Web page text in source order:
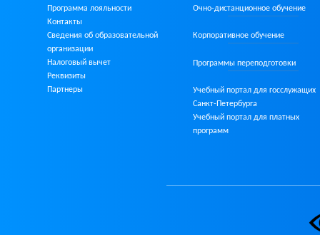
Программа лояльности
Контакты
Сведения об образовательной
организации
Налоговый вычет
Реквизиты
Партнеры
Очно-дистанционноеобучение
Корпоративное обучение
Программы переподготовки
Учебный портал для госслужащих
Санкт-Петербурга
Учебный портал для платных
программ